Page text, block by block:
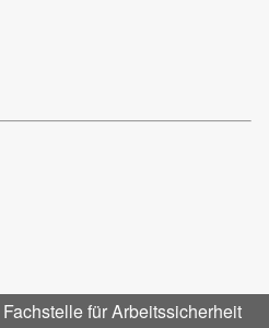
für Arbeitssicherheit